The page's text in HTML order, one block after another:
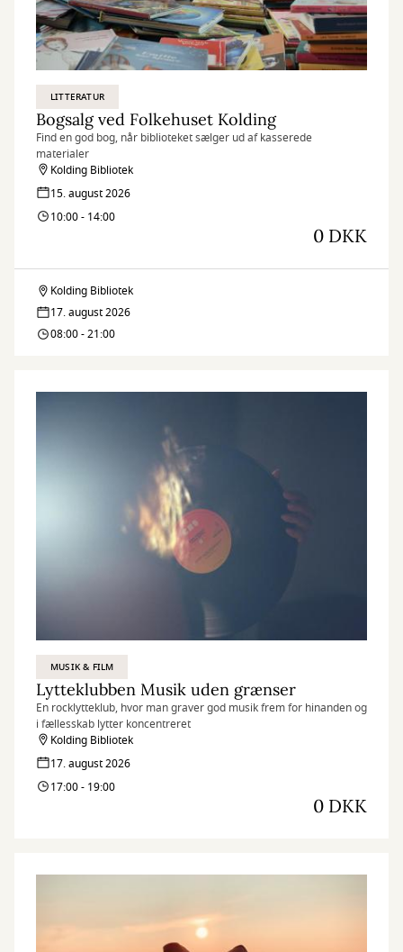
LITTERATUR
Bogsalg ved Folkehuset Kolding
Find en god bog, når biblioteket sælger ud af kasserede
materialer
Kolding Bibliotek
15. august 2026
10:00 - 14:00
0 DKK
Bogsalg
ved
Kolding
Kolding Bibliotek
17. august 2026
08:00 - 21:00
MUSIK & FILM
Lytteklubben Musik uden grænser
En rocklytteklub, hvor man graver god musik frem for hinanden og
i fællesskab lytter koncentreret
Kolding Bibliotek
17. august 2026
17:00 - 19:00
0 DKK